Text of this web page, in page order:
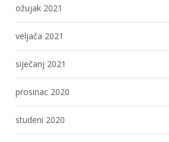
ožujak 2021
veljača 2021
siječanj 2021
prosinac 2020
studeni 2020